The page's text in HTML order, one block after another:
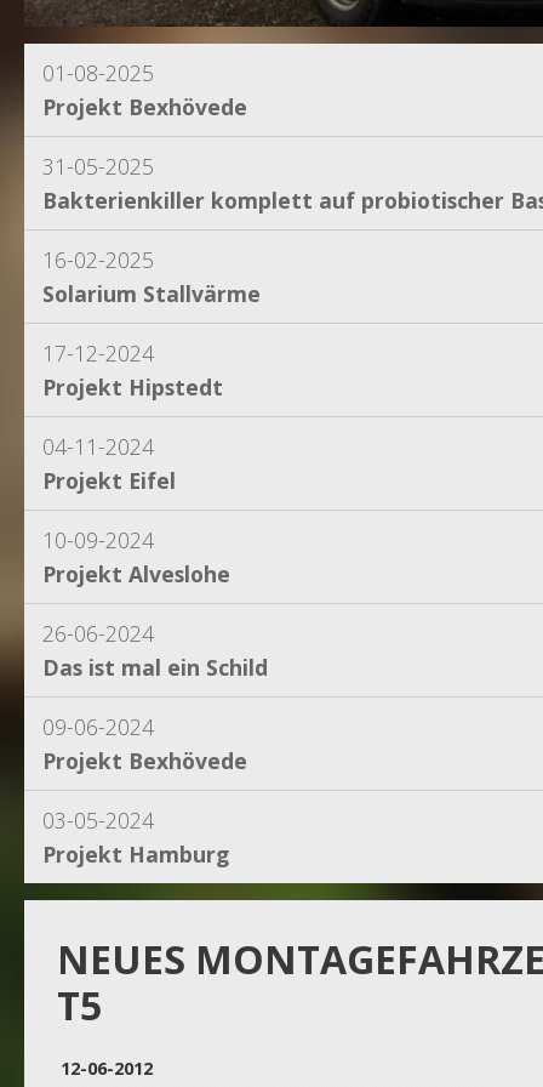
01-08-2025
Projekt Bexhövede
31-05-2025
Bakterienkiller komplett auf probiotischer
16-02-2025
Solarium Stallvärme
17-12-2024
Projekt Hipstedt
04-11-2024
Projekt Eifel
10-09-2024
Projekt Alveslohe
26-06-2024
Das ist mal ein Schild
09-06-2024
Projekt Bexhövede
03-05-2024
Projekt Hamburg
Projekt Dassel
16-11-2023
NEUES
T5
12-06-2012